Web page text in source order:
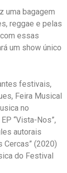
uma bagagem
reggae e pelas
essas
um show único
festivais,
Feira Musical
no
“Vista-Nos”,
autorais
Cercas” (2020)
do Festival